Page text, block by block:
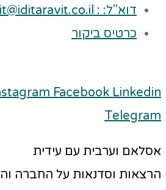
דוא"ל: : idit@iditaravit.co.il
כרטיס ביקור
Facebook Linkedin
Telegram
אסלאם וערבית עם עידית
הרצאות וסדנאות על החברה